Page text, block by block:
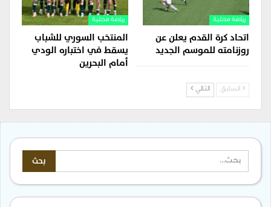
رياضة محلية
اتحاد كرة القدم يعلن عن
روزنامته للموسم الجديد
رياضة محلية
المنتخب السوري للشباب
يسقط في اختباره الودي
أمام البحرين
السابق التالي